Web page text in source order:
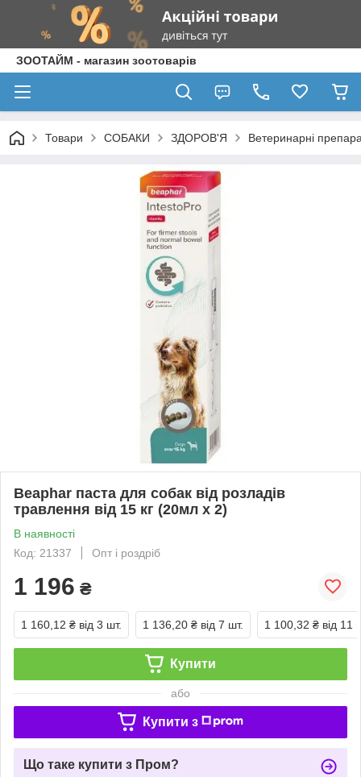
ЗООТАЙМ - магазин зоотоварів
Товари СОБАКИ ЗДОРОВ'Я Ветеринарні
Beaphar паста для собак від розладів
травлення від 15 кг (20мл х 2)
В наявності
Код: 21337
Опт і роздріб
1 196 ₴
1 160,12 ₴ від 3 шт. 1 136,20 ₴ від 7 шт. 1 100,32 ₴ від 11
Купити
або
Купити з
Що таке купити з Пром?